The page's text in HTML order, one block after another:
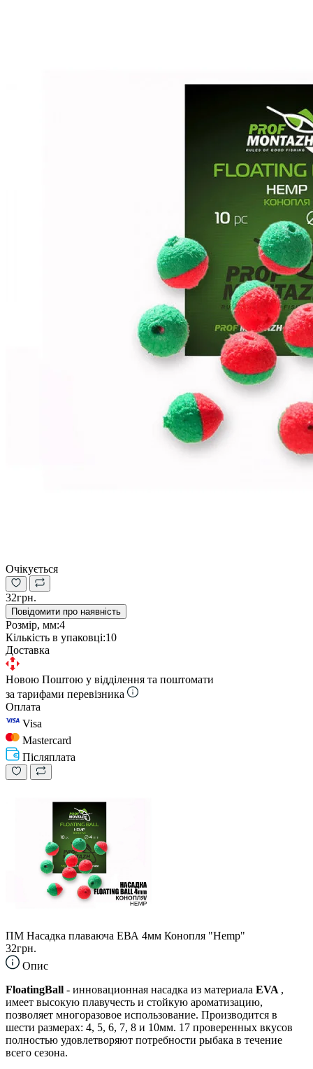
Очікується
32грн.
Повідомити про наявність
Розмір, мм:4
Кількість в упаковці:10
Доставка
Новою Поштою у відділення та поштомати
за тарифами перевізника
Оплата
Visa
Mastercard
Післяплата
ПМ Насадка плаваюча ЕВА 4мм Конопля "Hemp"
32грн.
Опис
FloatingBall - инновационная насадка из материала EVA ,
имеет высокую плавучесть и стойкую ароматизацию,
позволяет многоразовое использование. Производится в
шести размерах: 4, 5, 6, 7, 8 и 10мм. 17 проверенных вкусов
полностью удовлетворяют потребности рыбака в течение
всего сезона.